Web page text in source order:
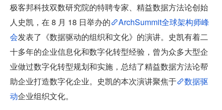
极客邦科技双数研究院的特聘专家、精益数据方法论创始
人史凯，在 8 月 18 日举办的
ArchSummit全球架构师峰
会发表了《数据驱动的组织和文化》的演讲。史凯有着二
十多年的企业信息化和数字化转型经验，曾为众多大型企
业做过数字化转型规划和实施，总结了精益数据方法论帮
助企业打造数字化企业。史凯的本次演讲聚焦于
数据驱
动企业组织文化。